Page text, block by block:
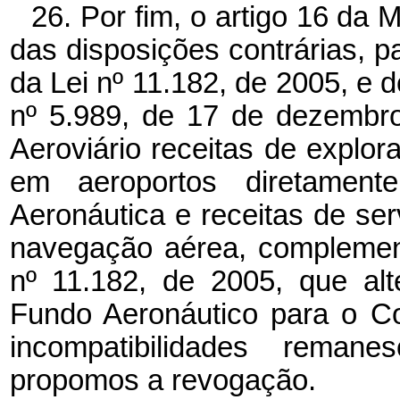
26. Por fim, o artigo 16 da
das disposições contrárias,
da Lei nº 11.182, de 2005, e
nº 5.989, de 17 de
Aeroviário receitas de
em aeroportos
Aeronáutica e receitas de
navegação aérea,
nº 11.182, de 2005, que
Fundo Aeronáutico para o
incompatibilidades
propomos a revogação.